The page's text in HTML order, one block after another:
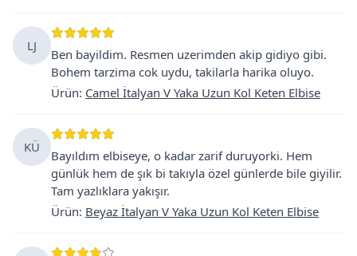
LJ
Ben bayildim. Resmen uzerimden akip gidiyo gibi.
Bohem tarzima cok uydu, takilarla harika oluyo.
Ürün: Camel İtalyan V Yaka Uzun Kol Keten Elbise
KÜ
Bayıldım elbiseye, o kadar zarif duruyorki. Hem
günlük hem de şık bi takıyla özel günlerde bile giyilir.
Tam yazlıklara yakışır.
Ürün: Beyaz İtalyan V Yaka Uzun Kol Keten Elbise